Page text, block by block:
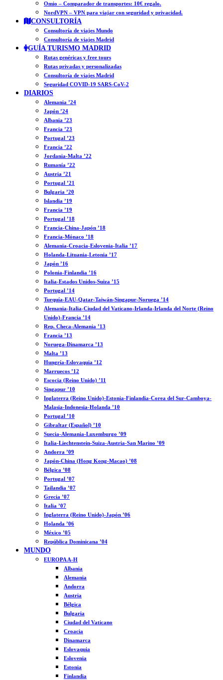
Omio – Comparador de transportes: 10€ regalo.
NordVPN – VPN para viajar con seguridad y privacidad.
CONSULTORÍA
Consultoría de viajes Mundo
Consultoría de viajes Madrid
GUÍA TURISMO MADRID
Rutas genéricas y free tours
Rutas privadas y personalizadas
Consultoría de viajes Madrid
Seguridad COVID-19 SARS-CoV-2
DIARIOS
Alemania ’24
Japón ’24
Albania ’23
Francia ’23
Portugal ’23
Francia ’22
Jordania-Malta ’22
Rumanía ’22
Austria ’21
Portugal ’21
Bulgaria ’20
Islandia ’19
Francia ’19
Portugal ’18
Francia-China-Japón ’18
Francia-Mónaco ’18
Alemania-Croacia-Eslovenia-Italia ’17
Holanda-Lituania-Letonia ’17
Japón ’16
Polonia-Finlandia ’16
Italia-Estados Unidos-Suiza ’15
Portugal ’14
Turquía-EAU-Qatar-Taiwán-Singapur-Noruega ’14
Alemania-Italia-Ciudad del Vaticano-Irlanda-Irlanda del Norte (Reino
Unido)-Francia ’14
Rep. Checa-Alemania ’13
Francia ’13
Noruega-Dinamarca ’13
Malta ’13
Hungría-Eslovaquia ’12
Marruecos ’12
Escocia (Reino Unido) ’11
Singapur ’10
Inglaterra (Reino Unido)-Estonia-Finlandia-Corea del Sur-Camboya-
Malasia-Indonesia-Holanda ’10
Portugal ’10
Gibraltar (Español) ’10
Suecia-Alemania-Luxemburgo ’09
Italia-Liechtenstein-Suiza-Austria-San Marino ’09
Andorra ’09
Japón-China (Hong Kong-Macao) ’08
Bélgica ’08
Portugal ’07
Tailandia ’07
Grecia ’07
Italia ’07
Inglaterra (Reino Unido)-Japón ’06
Holanda ’06
México ’05
República Dominicana ’04
MUNDO
EUROPA A-H
Albania
Alemania
Andorra
Austria
Bélgica
Bulgaria
Ciudad del Vaticano
Croacia
Dinamarca
Eslovaquia
Eslovenia
Estonia
Finlandia